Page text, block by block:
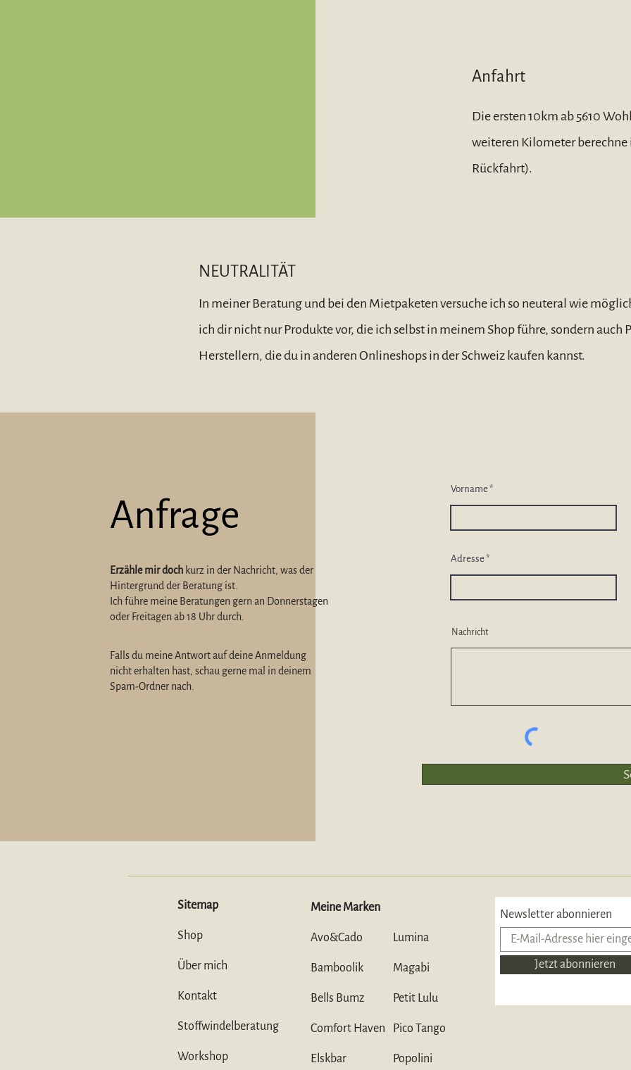
Anfahrt
Die ersten 10km ab 5610
weiteren Kilometer
Rückfahrt).
NEUTRALITÄT
In meiner Beratung und bei den Mietpaketen versuche ich so neuteral wie
ich dir nicht nur Produkte vor, die ich selbst in meinem Shop führe, sondern auch
Herstellern, die du in anderen Onlineshops in der Schweiz kaufen kannst.
Anfrage
Erzähle mir dochkurz in der Nachricht, was der
Hintergrund der Beratung ist.
Ich führe meine Beratungen gern an Donnerstagen
oder Freitagen ab 18 Uhr durch.
Falls du meine Antwort auf deine Anmeldung
nicht erhalten hast, schau gerne mal in deinem
Spam-Ordner nach.
Vorname
Adresse
Nachricht
Sitemap
Shop
Über mich
Kontakt
Stoffwindelberatung
Workshop
Meine Marken
Avo&Cado
Bamboolik
Bells Bumz
Comfort Haven
Elskbar
Lumina
Magabi
Petit Lulu
Pico Tango
Popolini
Newsletter abonnieren
Jetzt abonnieren